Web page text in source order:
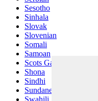
Sesotho
Sinhala
Slovak
Slovenian
Somali
Samoan
Scots Gaelic
Shona
Sindhi
Sundanese
Swahili